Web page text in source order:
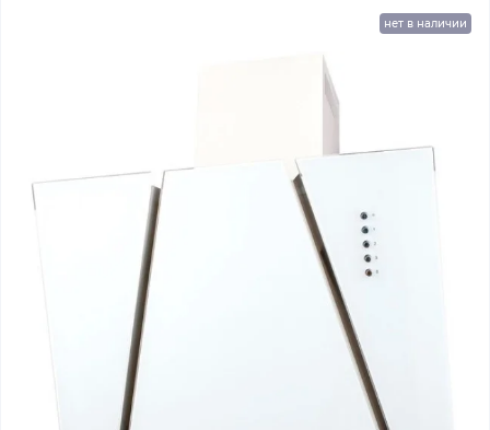
нет в наличии